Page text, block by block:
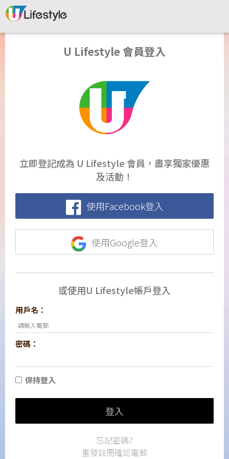
U Lifestyle 會員登入
立即登記成為 U Lifestyle 會員，盡享獨家優惠
及活動！
使用Facebook登入
使用Google登入
或使用U Lifestyle帳戶登入
用戶名：
密碼：
保持登入
登入
忘記密碼?
重發註冊確認電郵